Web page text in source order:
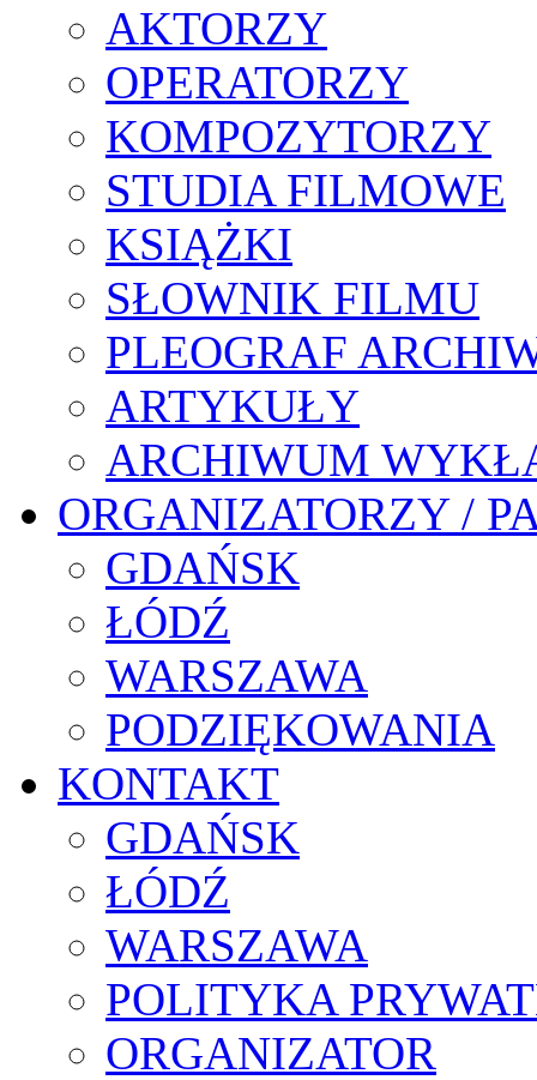
AKTORZY
OPERATORZY
KOMPOZYTORZY
STUDIA FILMOWE
KSIĄŻKI
SŁOWNIK FILMU
PLEOGRAF
ARTYKUŁY
ARCHIWUM
ORGANIZATORZY /
GDAŃSK
ŁÓDŹ
WARSZAWA
PODZIĘKOWANIA
KONTAKT
GDAŃSK
ŁÓDŹ
WARSZAWA
POLITYKA
ORGANIZATOR